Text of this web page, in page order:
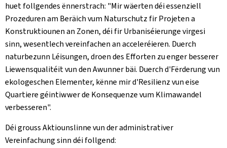
huet follgendes ënnerstrach: "Mir wäerten déi essenziell
Prozeduren am Beräich vum Naturschutz fir Projeten a
Konstruktiounen an Zonen, déi fir Urbaniséierunge virgesi
sinn, wesentlech vereinfachen an acceleréieren. Duerch
naturbezunn Léisungen, droen des Efforten zu enger besserer
Liewensqualitéit vun den Awunner bäi. Duerch d'Fërderung vun
ekologeschen Elementer, kënne mir d'Resilienz vun eise
Quartiere géintiwwer de Konsequenze vum Klimawandel
verbesseren".
Déi grouss Aktiounslinne vun der administrativer
Vereinfachung sinn déi follgend: